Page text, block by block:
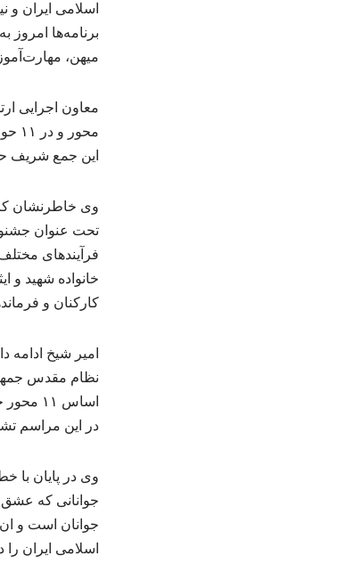
اسلامی ایران و
برنامه‌ها امروز
میهن،
این جمع شریف
وی خاطرنشان
تحت عنوان
کارکنان و
نظام مقدس
اساس
در این مراسم
وی در پایان با
جوانانی که عشق
جوانان است و
اسلامی ایران